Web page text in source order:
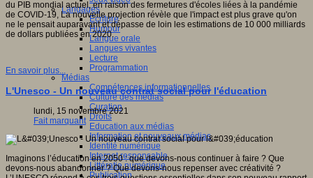
Langages
Ecriture
Humour
Langue orale
Langues vivantes
Lecture
Programmation
Médias
Compétences informationnelles
Culture des médias
Curation
Droits
Education aux médias
Information et nouveaux médias
Identité numérique
Internet responsable
Littératie numérique
Publication
du PIB mondial actuel, en raison des fermetures d'écoles liées à la pandémie
de COVID-19, La nouvelle projection révèle que l'impact est plus grave qu'on
ne le pensait auparavant et dépasse de loin les estimations de 10 000 milliards
de dollars publiées en 2020.
En savoir plus...
L'Unesco - Un nouveau contrat social pour l'éducation
lundi, 15 novembre 2021
Fait marquant
Imaginons l’éducation en 2050 : que devons-nous continuer à faire ? Que
devons-nous abandonner ? Que devons-nous repenser avec créativité ?